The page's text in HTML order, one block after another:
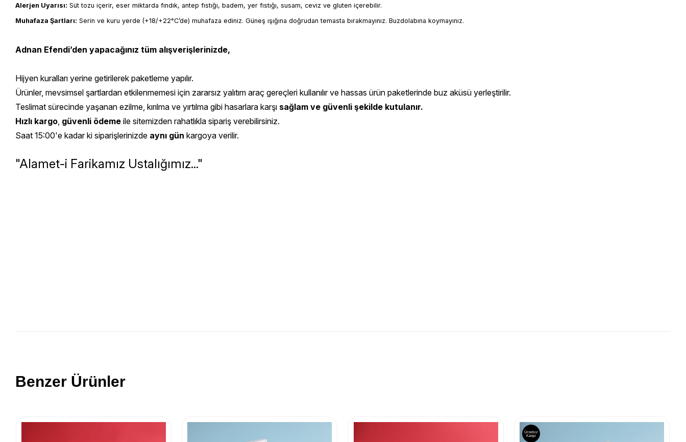
Alerjen Uyarısı: Süt tozu içerir, eser miktarda fındık, antep fıstığı, badem, yer fıstığı, susam, ceviz ve gluten içerebilir.
Muhafaza Şartları: Serin ve kuru yerde (+18/+22°C’de) muhafaza ediniz. Güneş ışığına doğrudan temasta bırakmayınız. Buzdolabına koymayınız.
Adnan Efendi’den yapacağınız tüm alışverişlerinizde,
Hijyen kuralları yerine getirilerek paketleme yapılır.
Ürünler, mevsimsel şartlardan etkilenmemesi için zararsız yalıtım araç gereçleri kullanılır ve hassas ürün paketlerinde buz aküsü yerleştirilir.
Teslimat sürecinde yaşanan ezilme, kırılma ve yırtılma gibi hasarlara karşı sağlam ve güvenli şekilde kutulanır.
Hızlı kargo, güvenli ödeme ile sitemizden rahatlıkla sipariş verebilirsiniz.
Saat 15:00'e kadar ki siparişlerinizde aynı gün kargoya verilir.
"Alamet-i Farikamız Ustalığımız..."
Benzer Ürünler
Ücretsiz
Kargo